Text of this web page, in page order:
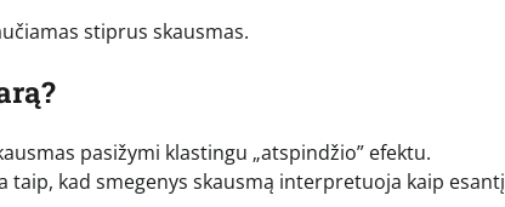
stiprus skausmas.
pasižymi klastingu „atspindžio” efektu.
kad smegenys skausmą interpretuoja kaip esantį